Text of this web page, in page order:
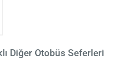
Diğer Otobüs Seferleri